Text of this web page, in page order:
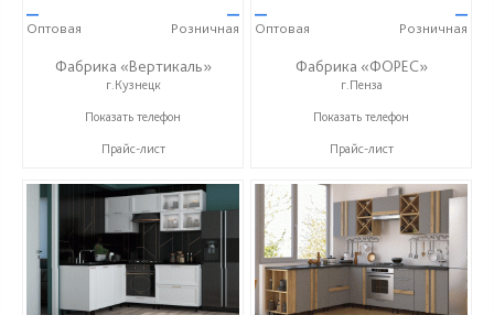
—
Оптовая
—
Розничная
Фабрика «Вертикаль»
г.Кузнецк
+7 (927) 38-059-88
Показать телефон
Прайс-лист
—
Оптовая
—
Розничная
Фабрика «ФОРЕС»
г.Пенза
+7 (8412) 73-85-16
Показать телефон
Прайс-лист